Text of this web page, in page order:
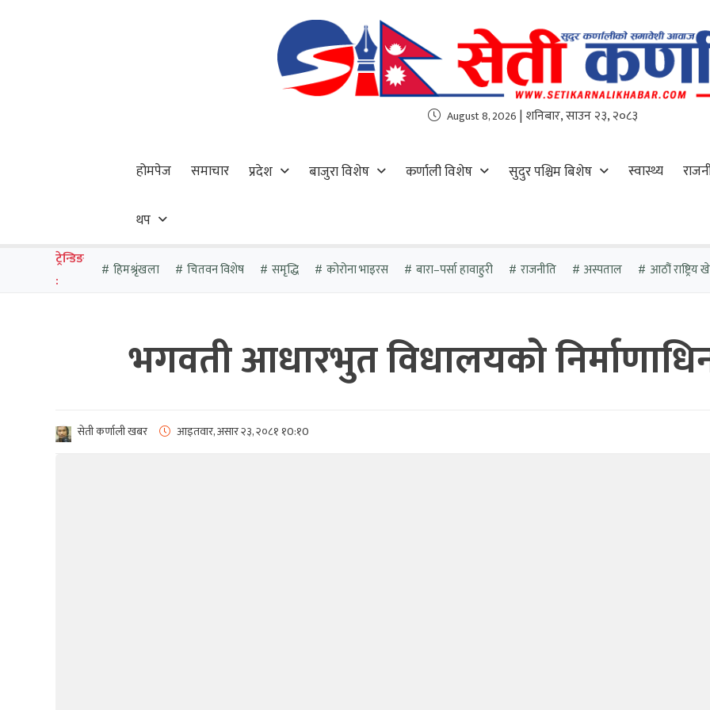
August 8, 2026 | शनिबार, साउन २३, २०८३
होमपेज समाचार प्रदेश बाजुरा विशेष कर्णाली विशेष सुदुर पश्चिम बिशेष स्वास्थ्य
थप
ट्रेन्डिङ
:
हिमश्रृंखला चितवन विशेष समृद्धि कोरोना भाइरस बारा–पर्सा हावाहुरी राजनीति अस्पताल आठौं
भगवती आधारभुत विधालयको
सेती कर्णाली खबर आइतवार, असार २३, २०८१ १0:१0